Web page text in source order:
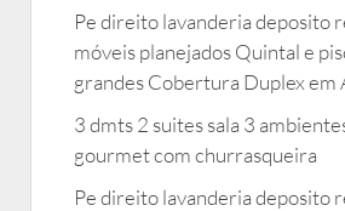
Pe direito lavanderia deposito
móveis planejados Quintal e
grandes Cobertura Duplex em
3 dmts 2 suites sala 3
gourmet com churrasqueira
Pe direito lavanderia deposito